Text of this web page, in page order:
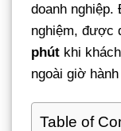
doanh nghiệp.
nghiệm, được
phút khi
ngoài giờ
Table of